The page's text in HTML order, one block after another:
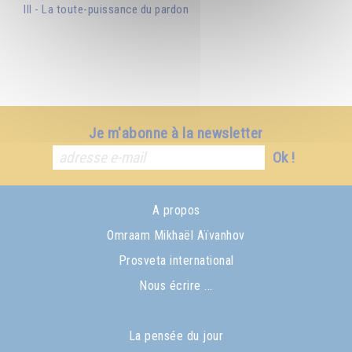
III - La toute-puissance du pardon
Je m'abonne à la newsletter
Ok !
A propos
Omraam Mikhaël Aïvanhov
Prosveta international
Nous écrire ...
La pensée du jour